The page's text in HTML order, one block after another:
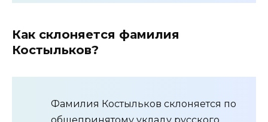
Как склоняется фамилия
Костыльков?
Фамилия Костыльков склоняется по